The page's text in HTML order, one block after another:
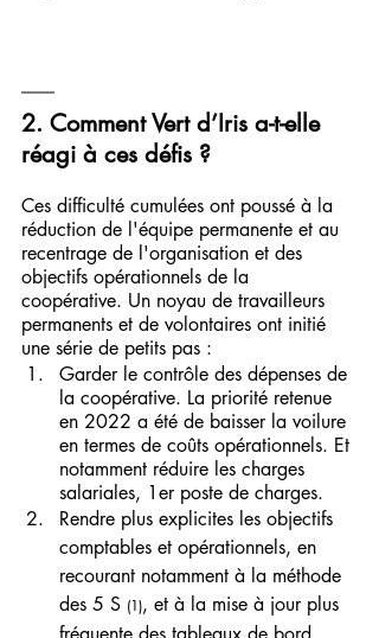
2. Comment Vert d’Iris a-t-elle
réagi à ces défis ?
Ces difficulté cumulées ont poussé à la
réduction de l'équipe permanente et au
recentrage de l'organisation et des
objectifs opérationnels de la
coopérative. Un noyau de travailleurs
permanents et de volontaires ont initié
une série de petits pas :
Garder le contrôle des dépenses de
la coopérative. La priorité retenue
en 2022 a été de baisser la voilure
en termes de coûts opérationnels. Et
notamment réduire les charges
salariales, 1er poste de charges.
Rendre plus explicites les objectifs
comptables et opérationnels, en
recourant notamment à la méthode
des 5 S (1), et à la mise à jour plus